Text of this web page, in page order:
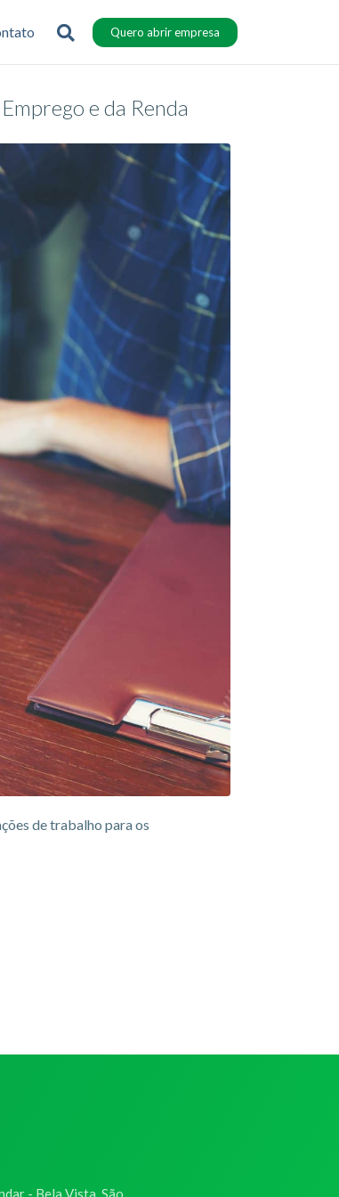
Quero abrir empresa
e da Renda
de trabalho para os
- Bela Vista. São